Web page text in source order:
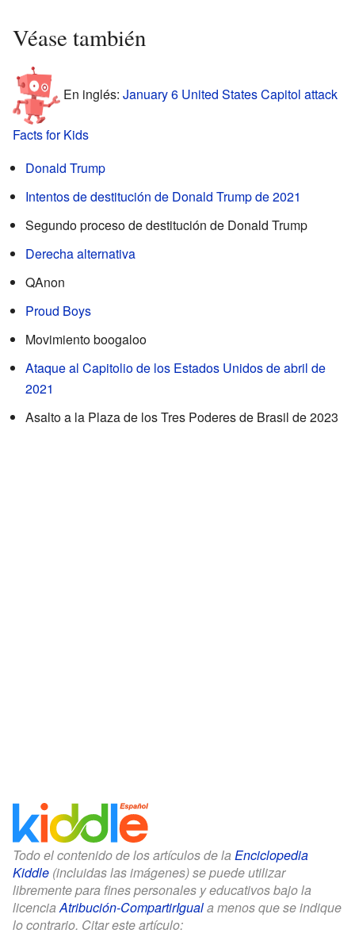
Véase también
En inglés: January 6 United States Capitol attack
Facts for Kids
Donald Trump
Intentos de destitución de Donald Trump de 2021
Segundo proceso de destitución de Donald Trump
Derecha alternativa
QAnon
Proud Boys
Movimiento boogaloo
Ataque al Capitolio de los Estados Unidos de abril de
2021
Asalto a la Plaza de los Tres Poderes de Brasil de 2023
Todo el contenido de los artículos de la Enciclopedia
Kiddle (incluidas las imágenes) se puede utilizar
libremente para fines personales y educativos bajo la
licenciaAtribución-CompartirIguala menos que se indique
lo contrario. Citar este artículo: